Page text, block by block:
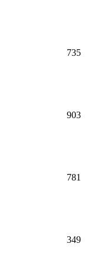
735
903
781
349